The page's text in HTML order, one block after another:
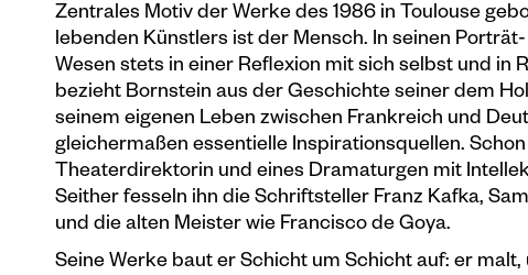
Zentrales Motiv der Werke des 1986 in Toulouse
lebenden Künstlers ist der Mensch. In seinen
Wesen stets in einer Reflexion mit sich selbst und in
bezieht Bornstein aus der Geschichte seiner dem
seinem eigenen Leben zwischen Frankreich und
gleichermaßen essentielle Inspirationsquellen.
Theaterdirektorin und eines Dramaturgen mit
Seither fesseln ihn die Schriftsteller Franz Kafka,
und die alten Meister wie Francisco de Goya.
Seine Werke baut er Schicht um Schicht auf: er